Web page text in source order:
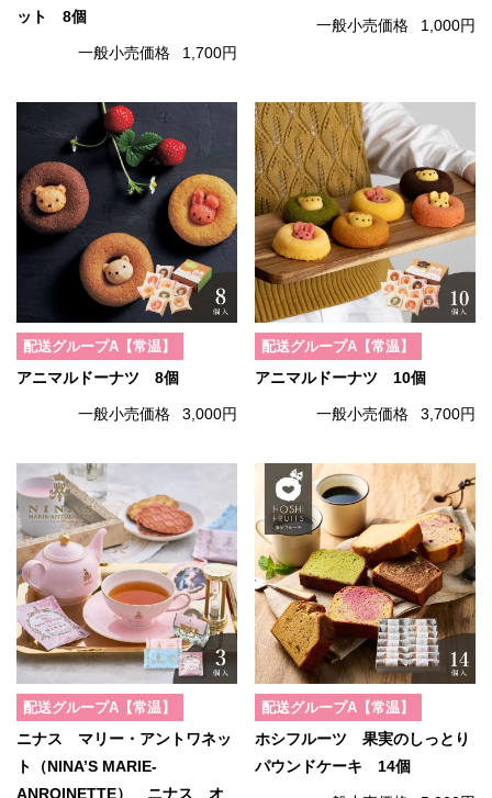
ット 8個
一般小売価格 1,700円
一般小売価格 1,000円
配送グループA【常温】
アニマルドーナツ 8個
一般小売価格 3,000円
配送グループA【常温】
アニマルドーナツ 10個
一般小売価格 3,700円
配送グループA【常温】
ニナス マリー・アントワネッ
ト（NINA’S MARIE-
ANROINETTE） ニナス オ
配送グループA【常温】
ホシフルーツ 果実のしっとり
パウンドケーキ 14個